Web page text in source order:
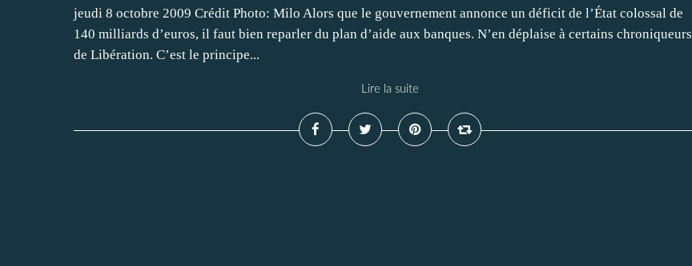
jeudi 8 octobre 2009 Crédit Photo: Milo Alors que le gouvernement annonce un déficit de l’État colossal de
140 milliards d’euros, il faut bien reparler du plan d’aide aux banques. N’en déplaise à certains chroniqueurs
de Libération. C’est le principe...
Lire la suite